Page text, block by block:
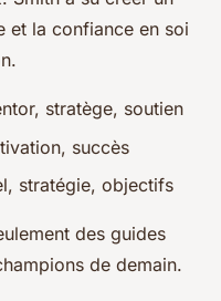
et la confiance en soi
stratège, soutien
succès
stratégie, objectifs
des guides
de demain.